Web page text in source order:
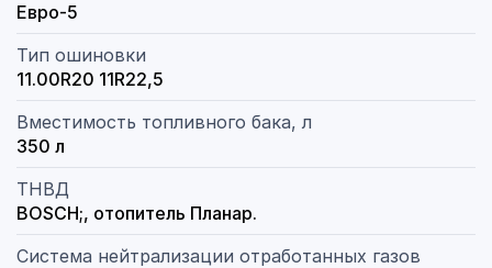
Евро-5
Тип ошиновки
11.00R20 11R22,5
Вместимость топливного бака, л
350 л
ТНВД
BOSCH;, отопитель Планар.
Система нейтрализации отработанных газов